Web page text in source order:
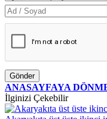
Gönder
ANASAYFAYA
İlginizi Çekebilir